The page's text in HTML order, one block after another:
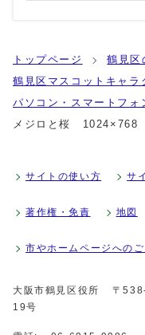
トップページ
鶴見区
鶴見区マスコットキャラ
パソコン・スマートフォ
メジロと桜 1024×768
サイトの使い方 サ
著作権・免責 地図
市やホームページへのご
大阪市鶴見区役所
〒
19号